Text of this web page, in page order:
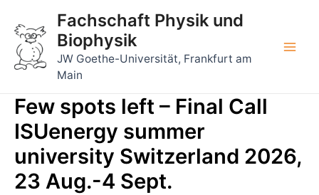
Inhalt
springen
Fachschaft Physik und
Biophysik
JW Goethe-Universität, Frankfurt am
Main
Few spots left – Final Call
ISUenergy summer
university Switzerland 2026,
23 Aug.-4 Sept.